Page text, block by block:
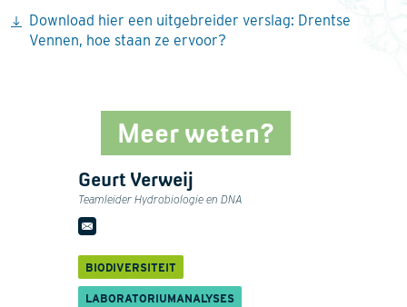
Download hier een uitgebreider verslag: Drentse
Vennen, hoe staan ze ervoor?
Meer weten?
Geurt Verweij
Teamleider Hydrobiologie en DNA
BIODIVERSITEIT
LABORATORIUMANALYSES